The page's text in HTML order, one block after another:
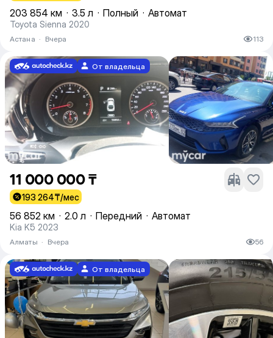
203 854 км · 3.5 л · Полный · Автомат
Toyota Sienna 2020
Астана · Вчера 113
От владельца
11 000 000 ₸
193 264₸/мес
56 852 км · 2.0 л · Передний · Автомат
Kia K5 2023
Алматы · Вчера 56
От владельца